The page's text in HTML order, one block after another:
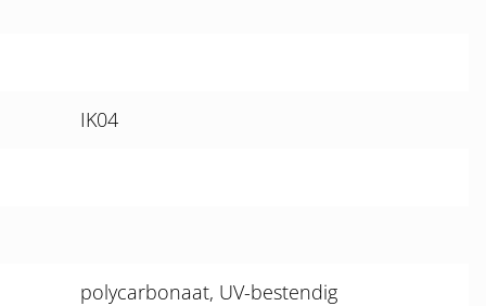
IK04
polycarbonaat, UV-bestendig